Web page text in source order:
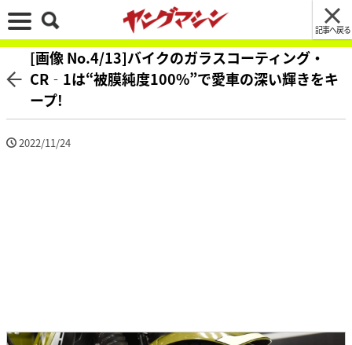
記事へ戻る
[画像 No.4/13]バイクのガラスコーティング・
CR‐1は“被膜純度100%”で愛車の深い輝きをキ
ープ!
2022/11/24